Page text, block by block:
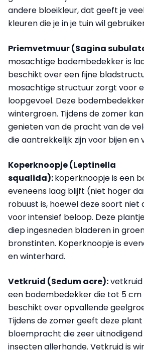
andere bloeikleur, dat geeft je
kleuren die je in je tuin wil
Priemvetmuur (Sagina
mosachtige bodembedekker is
beschikt over een fijne
mosachtige structuur zorgt voor
loopgevoel. Deze
wintergroen. Tijdens de zomer
genieten van de pracht van de
die aantrekkelijk zijn voor bijen en
Koperknoopje (Leptinella
squalida):koperknoopje is een
eveneens laag blijft (niet hoger
robuust is, hoewel deze soort
voor intensief beloop. Deze
diep ingesneden bladeren in
bronstinten. Koperknoopje is
en winterhard.
Vetkruid (Sedum acre):
een bodembedekker die tot 5
beschikt over opvallende
Tijdens de zomer geeft deze
bloempracht die zeer
insecten allerhande. Vetkruid is